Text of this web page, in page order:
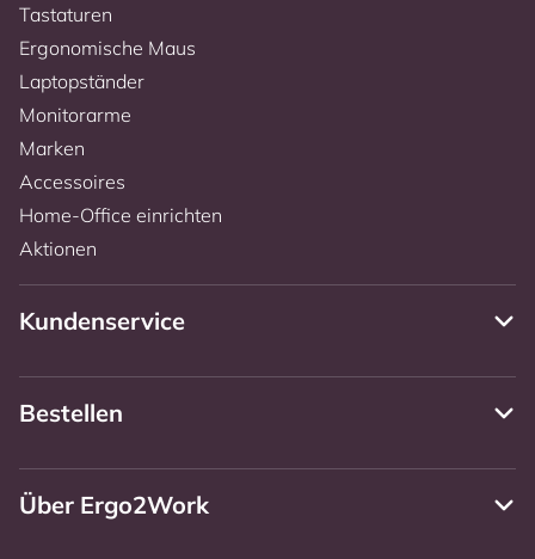
Tastaturen
Ergonomische Maus
Laptopständer
Monitorarme
Marken
Accessoires
Home-Office einrichten
Aktionen
Kundenservice
Bestellen
Über Ergo2Work